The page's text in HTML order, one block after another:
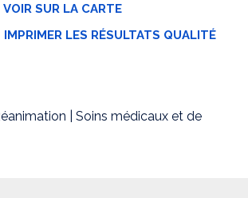
VOIR SUR LA CARTE
IMPRIMER LES RÉSULTATS QUALITÉ
| Soins médicaux et de